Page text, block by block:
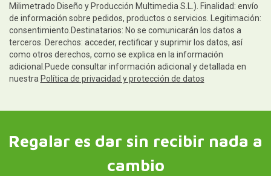
Milimetrado Diseño y Producción Multimedia S.L.). Finalidad: envío
de información sobre pedidos, productos o servicios. Legitimación:
consentimiento.Destinatarios: No se comunicarán los datos a
terceros. Derechos: acceder, rectificar y suprimir los datos, así
como otros derechos, como se explica en la información
adicional.Puede consultar información adicional y detallada en
nuestra Política de privacidad y protección de datos
Regalar es dar sin recibir nada a
cambio